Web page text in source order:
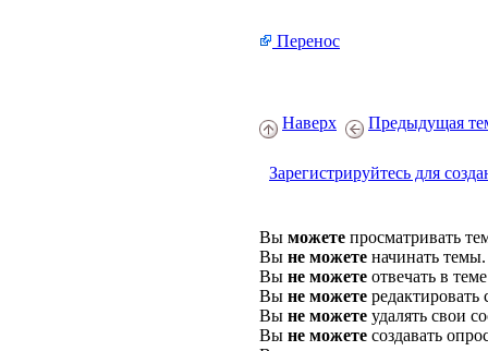
Перенос
Наверх Предыдущая
Зарегистрируйтесь для
Вы можете просматривать
Вы не можете начинать темы.
Вы не можете отвечать в
Вы не можете
Вы не можете удалять свои
Вы не можете создавать